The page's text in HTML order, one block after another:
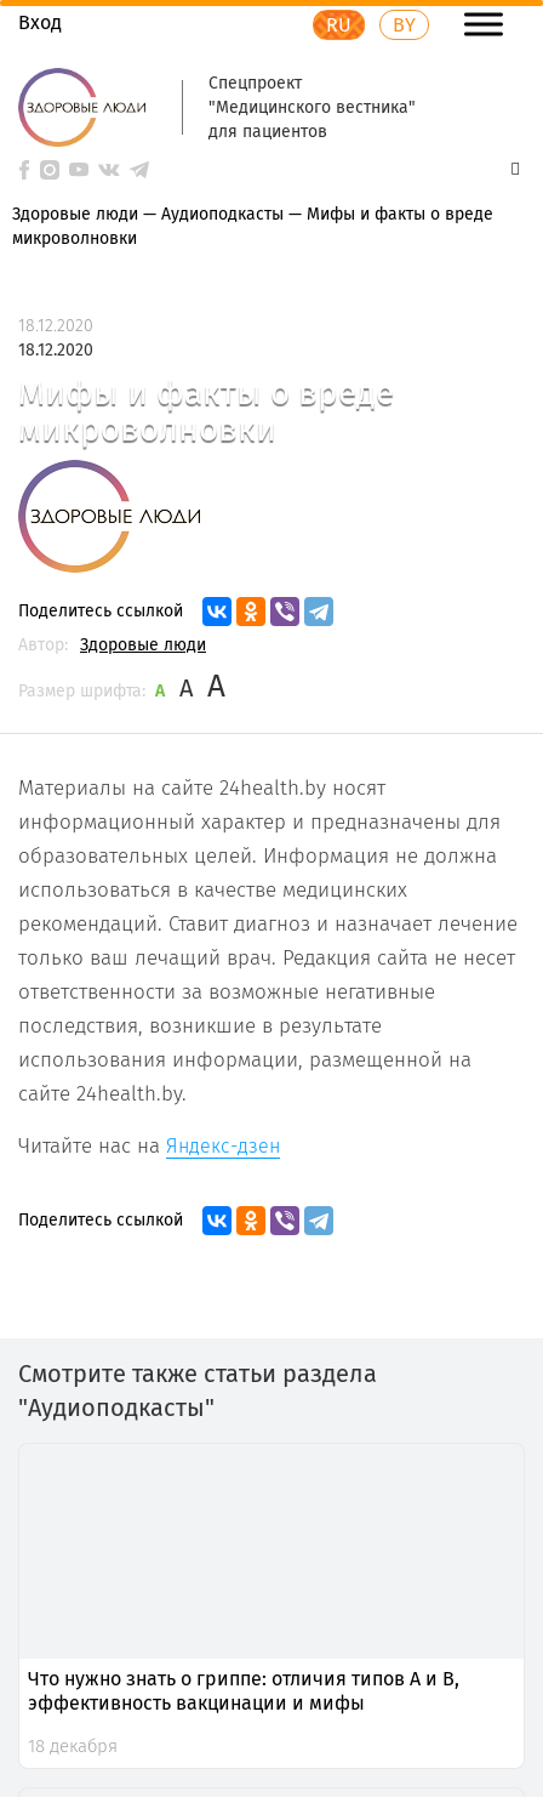
Вход RU BY
Спецпроект
"Медицинского вестника"
для пациентов
Здоровые люди — Аудиоподкасты — Мифы и факты о вреде
микроволновки
18.12.2020
18.12.2020
Мифы и факты о вреде
микроволновки
Поделитесь ссылкой
Автор:
Здоровые люди
Размер шрифта: A A A
Материалы на сайте 24health.by носят
информационный характер и предназначены для
образовательных целей. Информация не должна
использоваться в качестве медицинских
рекомендаций. Ставит диагноз и назначает лечение
только ваш лечащий врач. Редакция сайта не несет
ответственности за возможные негативные
последствия, возникшие в результате
использования информации, размещенной на
сайте 24health.by.
Читайте нас на Яндекс-дзен
Поделитесь ссылкой
Смотрите также статьи раздела
"Аудиоподкасты"
Что нужно знать о гриппе: отличия типов A и B,
эффективность вакцинации и мифы
18 декабря